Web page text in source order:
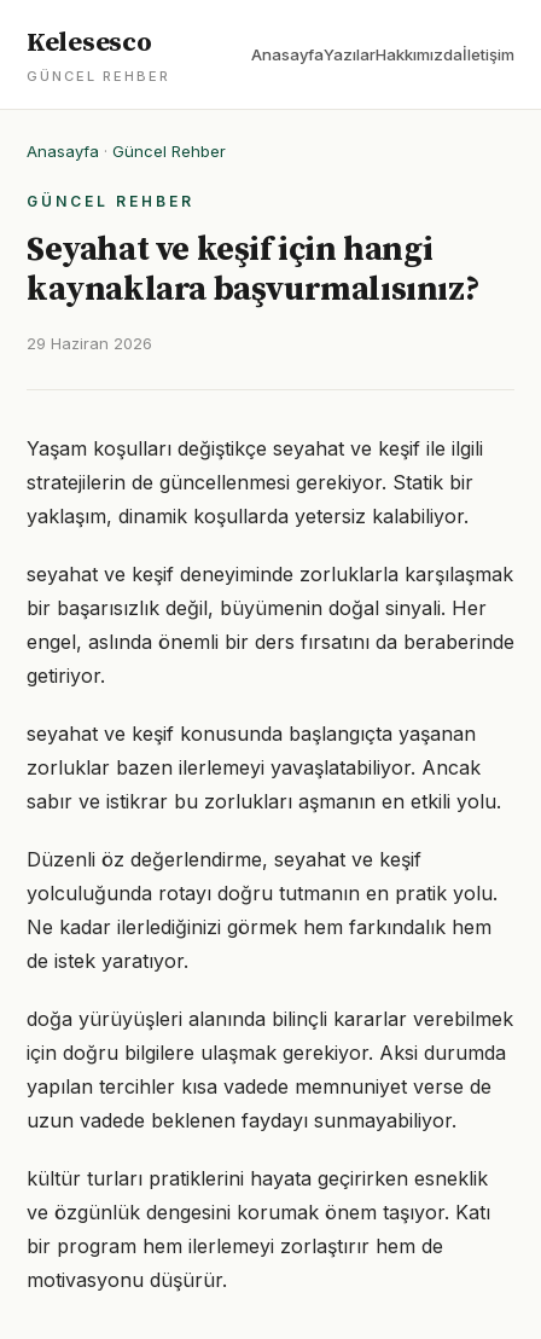
Kelesesco
GÜNCEL REHBER
AnasayfaYazılarHakkımızdaİletişim
Anasayfa · Güncel Rehber
GÜNCEL REHBER
Seyahat ve keşif için hangi
kaynaklara başvurmalısınız?
29 Haziran 2026
Yaşam koşulları değiştikçe seyahat ve keşif ile ilgili
stratejilerin de güncellenmesi gerekiyor. Statik bir
yaklaşım, dinamik koşullarda yetersiz kalabiliyor.
seyahat ve keşif deneyiminde zorluklarla karşılaşmak
bir başarısızlık değil, büyümenin doğal sinyali. Her
engel, aslında önemli bir ders fırsatını da beraberinde
getiriyor.
seyahat ve keşif konusunda başlangıçta yaşanan
zorluklar bazen ilerlemeyi yavaşlatabiliyor. Ancak
sabır ve istikrar bu zorlukları aşmanın en etkili yolu.
Düzenli öz değerlendirme, seyahat ve keşif
yolculuğunda rotayı doğru tutmanın en pratik yolu.
Ne kadar ilerlediğinizi görmek hem farkındalık hem
de istek yaratıyor.
doğa yürüyüşleri alanında bilinçli kararlar verebilmek
için doğru bilgilere ulaşmak gerekiyor. Aksi durumda
yapılan tercihler kısa vadede memnuniyet verse de
uzun vadede beklenen faydayı sunmayabiliyor.
kültür turları pratiklerini hayata geçirirken esneklik
ve özgünlük dengesini korumak önem taşıyor. Katı
bir program hem ilerlemeyi zorlaştırır hem de
motivasyonu düşürür.